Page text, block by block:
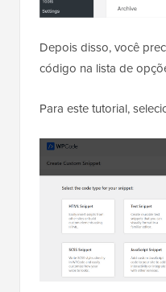
Depois disso, você
código na lista de
Para este tutorial,